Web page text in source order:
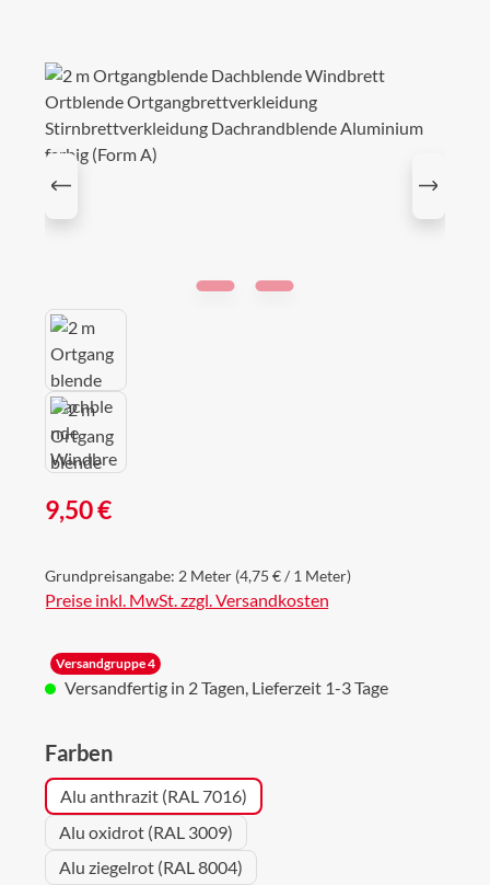
Bildergalerie überspringen
Regulärer Preis:
9,50 €
Grundpreisangabe: 2 Meter (4,75 € / 1 Meter)
Preise inkl. MwSt. zzgl. Versandkosten
Versandgruppe 4
Versandfertig in 2 Tagen, Lieferzeit 1-3 Tage
Farbenauswählen
Alu anthrazit (RAL 7016)
Alu oxidrot (RAL 3009)
Alu ziegelrot (RAL 8004)